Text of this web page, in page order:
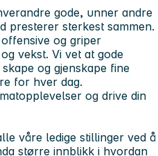
gode, unner andre
presterer sterkest sammen.
og griper
vekst. Vi vet at gode
og gjenskape fine
for hver dag.
og drive din
våre ledige stillinger ved å
større innblikk i hvordan